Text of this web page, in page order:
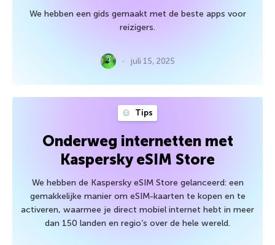
We hebben een gids gemaakt met de beste apps voor
reizigers.
juli 15, 2025
Tips
Onderweg internetten met
Kaspersky eSIM Store
We hebben de Kaspersky eSIM Store gelanceerd: een
gemakkelijke manier om eSIM-kaarten te kopen en te
activeren, waarmee je direct mobiel internet hebt in meer
dan 150 landen en regio’s over de hele wereld.